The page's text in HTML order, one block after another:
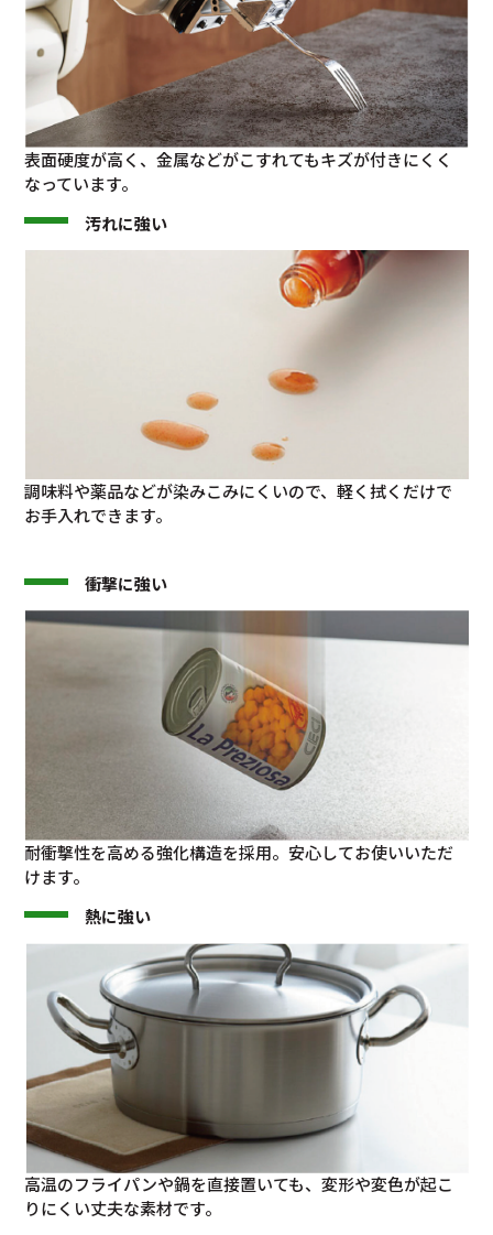
表面硬度が高く、金属などがこすれてもキズが付きにくく
なっています。
汚れに強い
調味料や薬品などが染みこみにくいので、軽く拭くだけで
お手入れできます。
衝撃に強い
耐衝撃性を高める強化構造を採用。安心してお使いいただ
けます。
熱に強い
高温のフライパンや鍋を直接置いても、変形や変色が起こ
りにくい丈夫な素材です。